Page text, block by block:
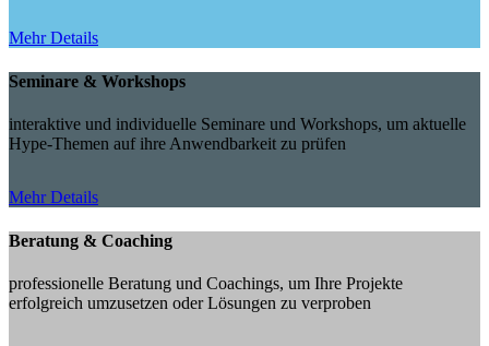
Mehr Details
Seminare & Workshops
interaktive und individuelle Seminare und Workshops, um aktuelle
Hype-Themen auf ihre Anwendbarkeit zu prüfen
Mehr Details
Beratung & Coaching
professionelle Beratung und Coachings, um Ihre Projekte
erfolgreich umzusetzen oder Lösungen zu verproben